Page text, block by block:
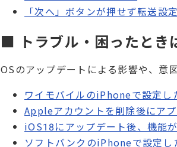
「次へ」ボタンが押せず転送設
■ トラブル・困ったとき
OSのアップデートによる影響や、意
ワイモバイルのiPhoneで設定し
Appleアカウントを削除後にア
iOS18にアップデート後、機能
ソフトバンクのiPhoneで設定し